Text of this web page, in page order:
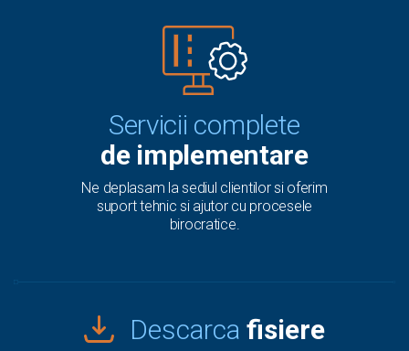
Servicii complete
de implementare
Ne deplasam la sediul clientilor si oferim
suport tehnic si ajutor cu procesele
birocratice.
Descarca fisiere